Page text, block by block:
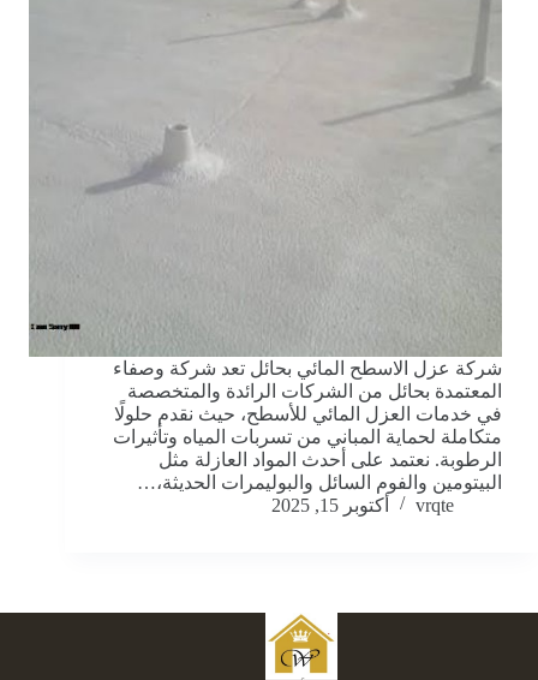
شركة عزل الاسطح المائي بحائل تعد شركة وصفاء
المعتمدة بحائل من الشركات الرائدة والمتخصصة
في خدمات العزل المائي للأسطح، حيث نقدم حلولًا
متكاملة لحماية المباني من تسربات المياه وتأثيرات
الرطوبة. نعتمد على أحدث المواد العازلة مثل
البيتومين والفوم السائل والبوليمرات الحديثة،…
vrqte
أكتوبر 15, 2025